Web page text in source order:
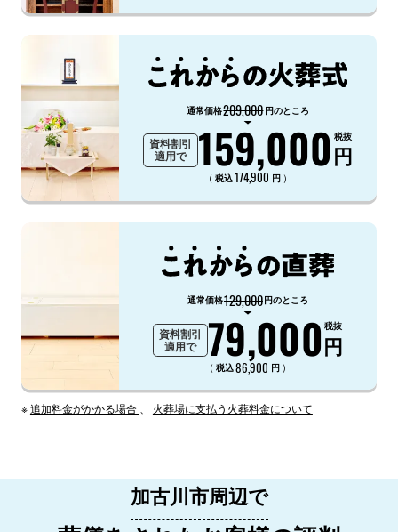
通常価格209,000円のところ
資料割引
適用で
159,000円
税抜
（ 税込174,900 円 ）
通常価格129,000円のところ
資料割引
適用で
79,000円
税抜
（ 税込86,900 円 ）
※追加料金がかかる場合 火葬場に支払う火葬料金について
加古川市周辺で